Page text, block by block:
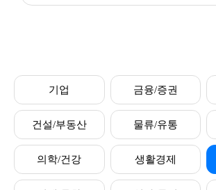
기업 금융/증권
건설/부동산 물류/유통
의학/건강 생활경제